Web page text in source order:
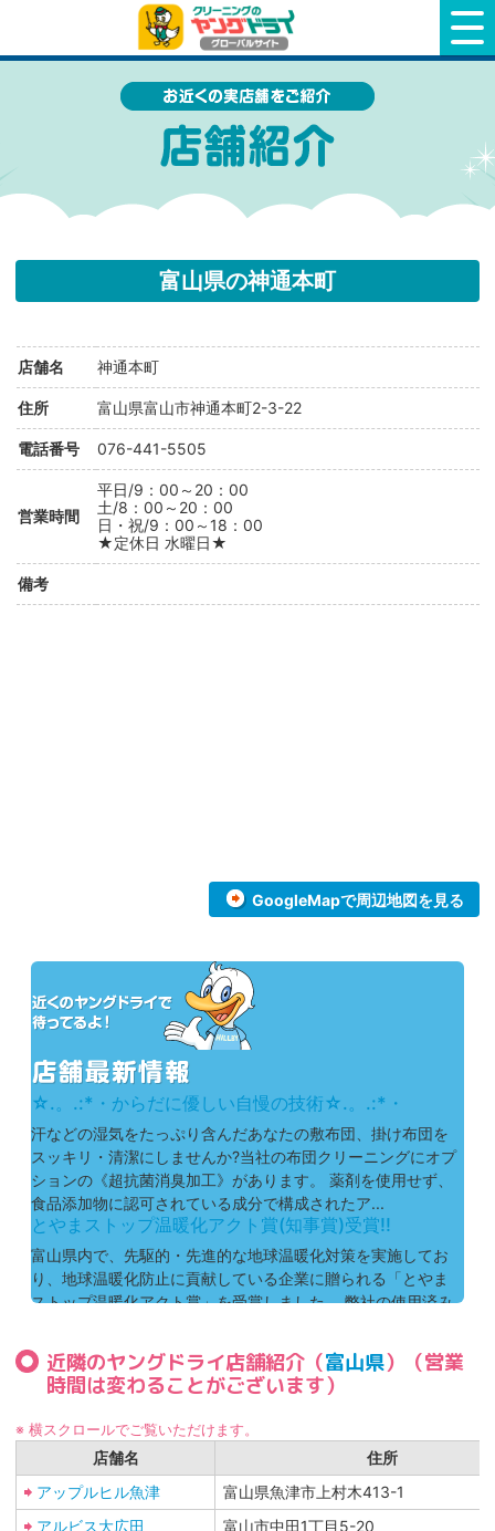
クリーニングのヤングドライ
富山県の神通本町
店舗名 神通本町
住所 富山県富山市神通本町2-3-22
電話番号 076-441-5505
営業時間
平日/9：00～20：00
土/8：00～20：00
日・祝/9：00～18：00
★定休日 水曜日★
備考
GoogleMapで周辺地図を見る
☆.。.:*・からだに優しい自慢の技術☆.。.:*・
汗などの湿気をたっぷり含んだあなたの敷布団、掛け布団を
スッキリ・清潔にしませんか?当社の布団クリーニングにオプ
ションの《超抗菌消臭加工》があります。 薬剤を使用せず、
食品添加物に認可されている成分で構成されたア...
とやまストップ温暖化アクト賞(知事賞)受賞!!
富山県内で、先駆的・先進的な地球温暖化対策を実施してお
り、地球温暖化防止に貢献している企業に贈られる「とやま
ストップ温暖化アクト賞」を受賞しました。 弊社の使用済み
近隣のヤングドライ店舗紹介（富山県）（営業
時間は変わることがございます）
※ 横スクロールでご覧いただけます。
店舗名
住所
アップルヒル魚津
富山県魚津市上村木413-1
アルビス大広田
富山市中田1丁目5-20